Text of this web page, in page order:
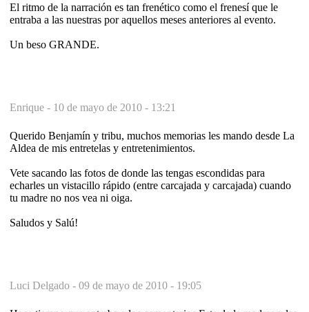
El ritmo de la narración es tan frenético como el frenesí que le
entraba a las nuestras por aquellos meses anteriores al evento.
Un beso GRANDE.
Enrique - 10 de mayo de 2010 - 13:21
Querido Benjamín y tribu, muchos memorias les mando desde La
Aldea de mis entretelas y entretenimientos.
Vete sacando las fotos de donde las tengas escondidas para
echarles un vistacillo rápido (entre carcajada y carcajada) cuando
tu madre no nos vea ni oiga.
Saludos y Salú!
Luci Delgado - 09 de mayo de 2010 - 19:05